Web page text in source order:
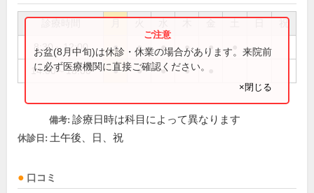
祝
8:30～12:00 ● ● ● ● ●
14:00～18:00 ● ● ● ●
お盆(8月中旬)は休診・休業の場合があります。来院前
に必ず医療機関に直接ご確認ください。
×閉じる
備考: 診療日時は科目によって異なります
休診日: 土午後、日、祝
口コミ